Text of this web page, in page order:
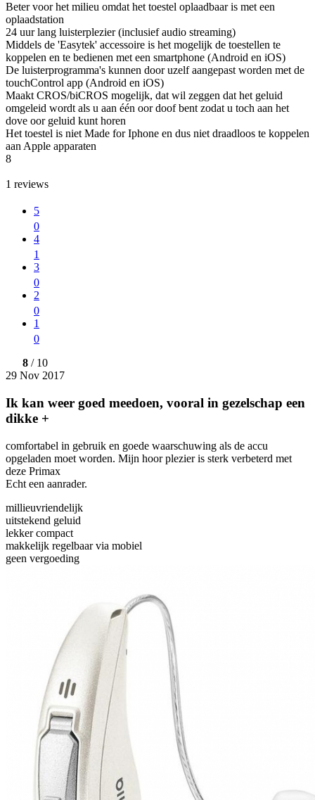
Beter voor het milieu omdat het toestel oplaadbaar is met een
oplaadstation
24 uur lang luisterplezier (inclusief audio streaming)
Middels de 'Easytek' accessoire is het mogelijk de toestellen te
koppelen en te bedienen met een smartphone (Android en iOS)
De luisterprogramma's kunnen door uzelf aangepast worden met de
touchControl app (Android en iOS)
Maakt CROS/biCROS mogelijk, dat wil zeggen dat het geluid
omgeleid wordt als u aan één oor doof bent zodat u toch aan het
dove oor geluid kunt horen
Het toestel is niet Made for Iphone en dus niet draadloos te koppelen
aan Apple apparaten
8
1 reviews
5
0
4
1
3
0
2
0
1
0
8 / 10
29 Nov 2017
Ik kan weer goed meedoen, vooral in gezelschap een
dikke +
comfortabel in gebruik en goede waarschuwing als de accu
opgeladen moet worden. Mijn hoor plezier is sterk verbeterd met
deze Primax
Echt een aanrader.
millieuvriendelijk
uitstekend geluid
lekker compact
makkelijk regelbaar via mobiel
geen vergoeding